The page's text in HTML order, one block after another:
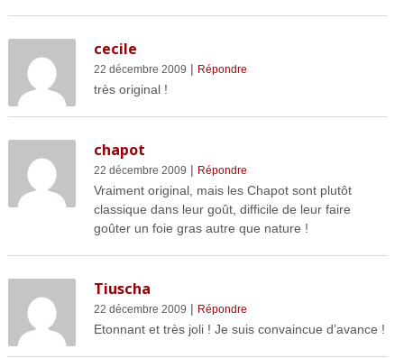
cecile
22 décembre 2009 | Répondre
très original !
chapot
22 décembre 2009 | Répondre
Vraiment original, mais les Chapot sont plutôt
classique dans leur goût, difficile de leur faire
goûter un foie gras autre que nature !
Tiuscha
22 décembre 2009 | Répondre
Etonnant et très joli ! Je suis convaincue d’avance !